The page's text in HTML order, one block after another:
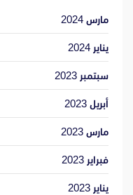
مارس 2024
يناير 2024
سبتمبر 2023
أبريل 2023
مارس 2023
فبراير 2023
يناير 2023